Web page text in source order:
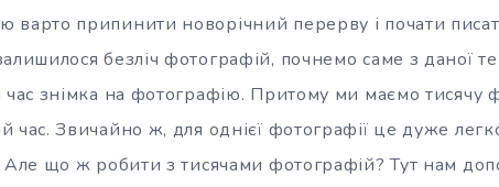
варто припинити новорічний перерву і почати писати
безліч фотографій, почнемо саме з даної
час знімка на фотографію. Притому ми маємо тисячу
час. Звичайно ж, для однієї фотографії це дуже
Але що ж робити з тисячами фотографій? Тут нам